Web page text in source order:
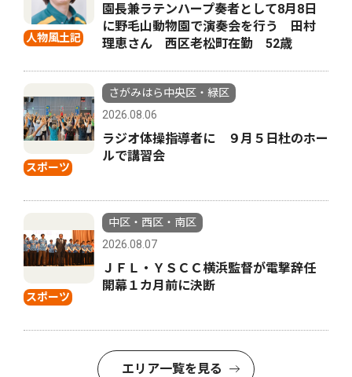
人物風土記
園長兼ラテンハープ奏者として8月8日
に野毛山動物園で演奏会を行う 田村
理恵さん 西区老松町在勤 52歳
スポーツ
さがみはら中央区・緑区
2026.08.06
ラジオ体操指導者に ９月５日杜のホー
ルで講習会
スポーツ
中区・西区・南区
2026.08.07
ＪＦＬ・ＹＳＣＣ横浜監督が電撃辞任
開幕１カ月前に決断
エリア一覧を見る